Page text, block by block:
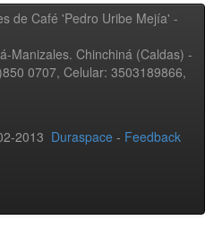
de Café 'Pedro Uribe Mejía' -
Manizales. Chinchiná (Caldas) -
0707, Celular: 3503189866,
2013 Duraspace - Feedback